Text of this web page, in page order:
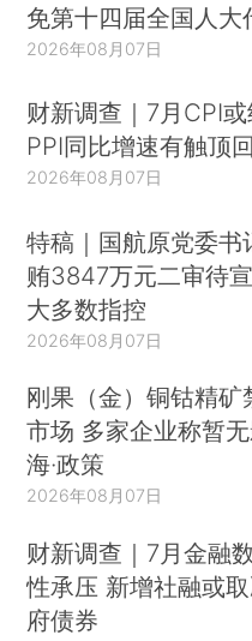
免第十四届全国人大
2026年08月07日
财新调查｜7月CPI
PPI同比增速有触顶
2026年08月07日
特稿｜国航原党委书
贿3847万元二审待
大多数指控
2026年08月07日
刚果（金）铜钴精矿
市场 多家企业称暂
海·政策
2026年08月07日
财新调查｜7月金融
性承压 新增社融或
府债券